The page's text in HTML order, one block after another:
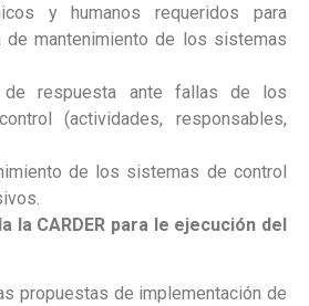
y humanos requeridos para
de mantenimiento de los sistemas
de respuesta ante fallas de los
(actividades, responsables,
de los sistemas de control
la CARDER para le ejecución del
propuestas de implementación de